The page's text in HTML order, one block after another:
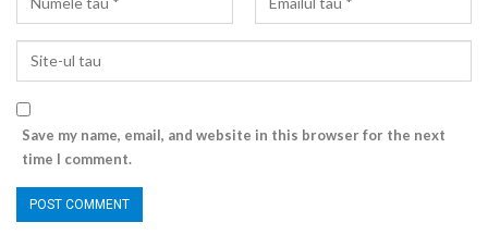
Save my name, email, and website in this browser for the next
time I comment.